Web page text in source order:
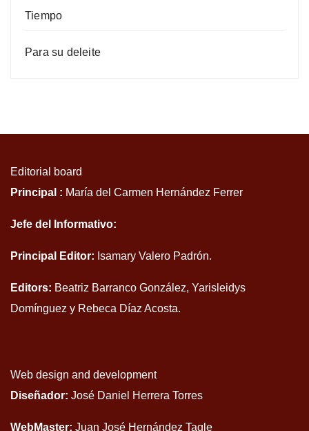
Tiempo
Para su deleite
Editorial board
Principal : María del Carmen Hernández Ferrer
Jefe del Informativo:
Principal Editor: Isamary Valero Padrón.
Editors: Beatriz Barranco González, Yarisleidys
Domínguez y Rebeca Díaz Acosta.
Web design and development
Diseñador: José Daniel Herrera Torres
WebMaster: Juan José Hernández Tagle